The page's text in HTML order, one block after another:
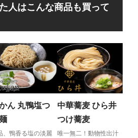
人はこんな商品も買って
ん 丸鴨塩つ
、鴨香る塩の淡麗
中華蕎麦 ひら井
つけ蕎麦
唯一無二！動物性出汁